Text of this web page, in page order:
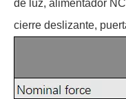
de luz, alimentador
cierre deslizante,